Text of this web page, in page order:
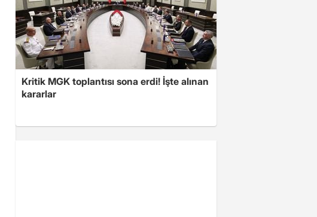
Kritik MGK toplantısı sona erdi! İşte alınan
kararlar